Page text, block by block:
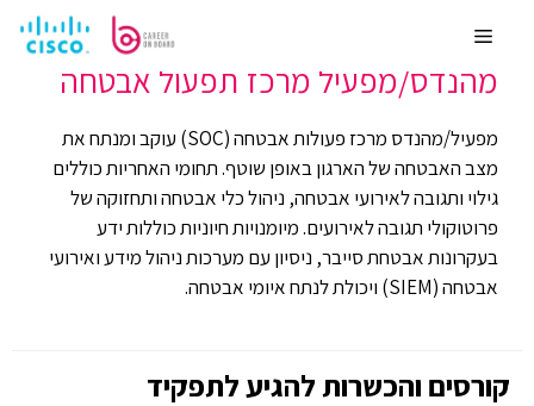
לתוכןMenu
רשתות וסייבר
מהנדס/מפעיל מרכז תפעול אבטחה
מפעיל/מהנדס מרכז פעולות אבטחה (SOC) עוקב ומנתח את
מצב האבטחה של הארגון באופן שוטף. תחומי האחריות כוללים
גילוי ותגובה לאירועי אבטחה, ניהול כלי אבטחה ותחזוקה של
פרוטוקולי תגובה לאירועים. מיומנויות חיוניות כוללות ידע
בעקרונות אבטחת סייבר, ניסיון עם מערכות ניהול מידע ואירועי
אבטחה (SIEM) ויכולת לנתח איומי אבטחה.
קורסים והכשרות להגיע לתפקיד